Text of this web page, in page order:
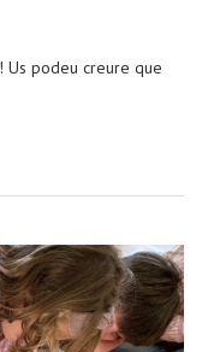
Us podeu creure que